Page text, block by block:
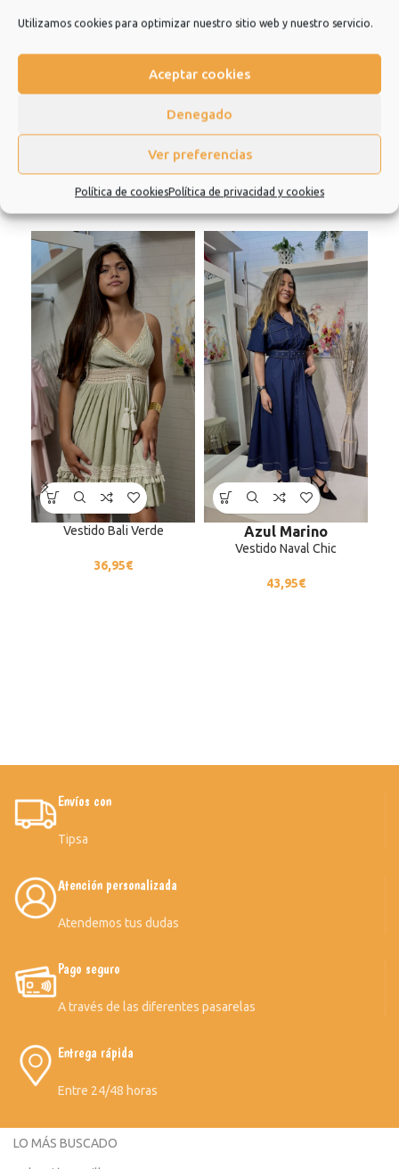
Utilizamos cookies para optimizar nuestro sitio web y nuestro servicio.
Aceptar cookies
Denegado
Ver preferencias
Política de cookiesPolítica de privacidad y cookies
Productos relacionados
Vestido Bali Verde
36,95€
Azul Marino
Vestido Naval Chic
43,95€
Envíos con
Tipsa
Atención personalizada
Atendemos tus dudas
Pago seguro
A través de las diferentes pasarelas
Entrega rápida
Entre 24/48 horas
LO MÁS BUSCADO